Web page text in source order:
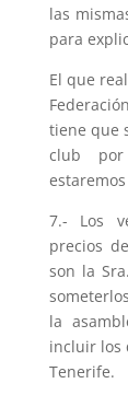
las
para
El que
tiene que
club por
7.- Los
precios
son la
la
incluir los
Tenerife.